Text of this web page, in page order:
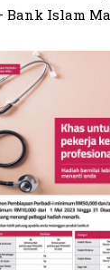
Bank Islam